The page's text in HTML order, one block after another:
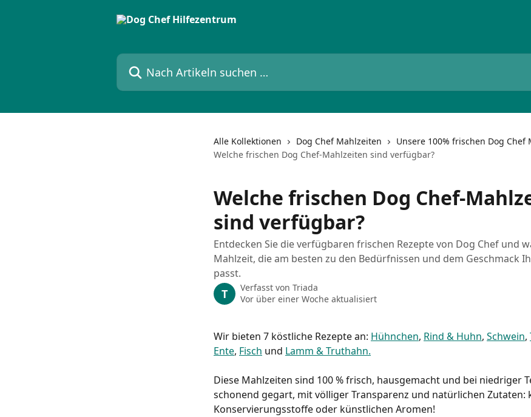
Nach Artikeln suchen …
Alle Kollektionen Dog Chef Mahlzeiten
Unsere 100% frischen Dog Chef
Welche frischen Dog Chef-Mahlzeiten sind verfügbar?
Welche frischen Dog Chef-
sind verfügbar?
Entdecken Sie die verfügbaren frischen Rezepte von Dog Chef und
Mahlzeit, die am besten zu den Bedürfnissen und dem Geschmack
passt.
T Verfasst von Triada
Vor über einer Woche aktualisiert
Wir bieten 7 köstliche Rezepte an: Hühnchen, Rind & Huhn, Schwein,
Ente, Fisch und Lamm & Truthahn.
Diese Mahlzeiten sind 100 % frisch, hausgemacht und bei niedriger
schonend gegart, mit völliger Transparenz und natürlichen Zutaten:
Konservierungsstoffe oder künstlichen Aromen!